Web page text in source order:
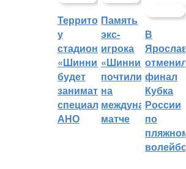
Территорией
у
стадиона
«Шинник»
будет
заниматься
специальное
АНО
Память
экс-
игрока
«Шинника»
почтили
на
международном
матче
В
финал
Кубка
России
по